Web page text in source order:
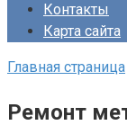
Контакты
Карта сайта
Главная страница
Ремонт